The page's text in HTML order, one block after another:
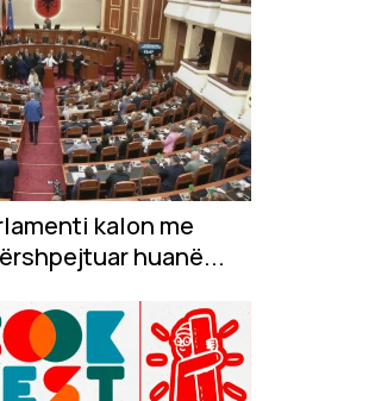
kalon me
huanë...